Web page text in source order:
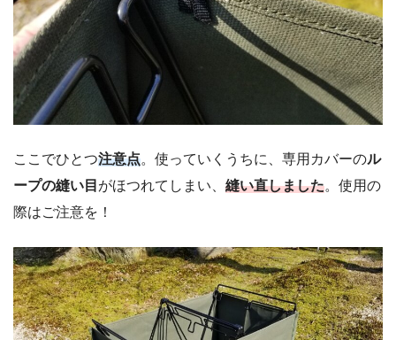
ここでひとつ注意点。使っていくうちに、専用カバーのル
ープの縫い目 がほつれてしまい、 縫い直しました。使用の
際はご注意を！